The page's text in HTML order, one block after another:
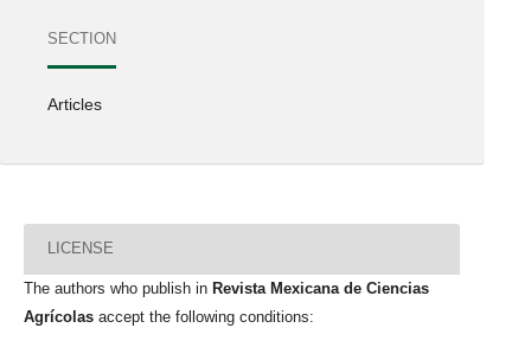
SECTION
Articles
LICENSE
The authors who publish in Revista Mexicana de Ciencias
Agrícolas accept the following conditions: